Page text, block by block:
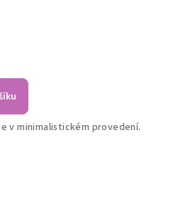
v minimalistickém provedení.